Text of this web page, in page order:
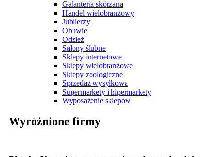
Galanteria skórzana
Handel wielobranżowy
Jubilerzy
Obuwie
Odzież
Salony ślubne
Sklepy internetowe
Sklepy wielobranżowe
Sklepy zoologiczne
Sprzedaż wysyłkowa
Supermarkety i hipermarkety
Wyposażenie sklepów
Wyróżnione firmy